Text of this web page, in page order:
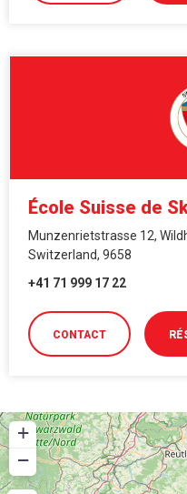
École Suisse de
Munzenrietstrasse 12,
Switzerland, 9658
+41 71 999 17 22
CONTACT
+
−